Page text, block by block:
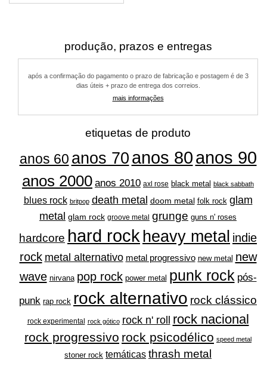
este
várias
variantes.
opções
podem
escolhidas
página
produto
produção, prazos e entregas
após a confirmação do pagamento o prazo de fabricação e postagem é de 3
dias úteis + prazo de entrega dos correios.
mais informações
etiquetas de produto
anos 60 anos 70 anos 80anos 90
anos 2000 anos 2010 axl rose black metal black sabbath
blues rock britpop death metal doom metal folk rock glam
metal glam rock groove metal grunge guns n' roses
hardcore hard rock heavy metal indie
rock metal alternativo metal progressivo new metal new
wave nirvana pop rock power metal punk rock pós-
punk rap rock rock alternativo rock clássico
rock experimental rock gótico rock n' roll rock nacional
rock progressivo rock psicodélico speed metal
stoner rock temáticas thrash metal